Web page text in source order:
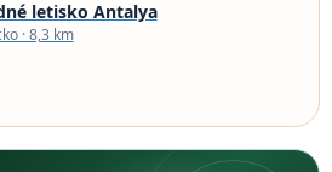
letisko Antalya
· 8,3 km